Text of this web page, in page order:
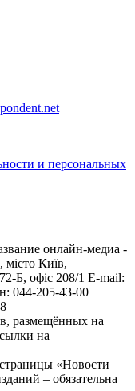
и персональных
онлайн-медиа -
Київ,
офіс 208/1 E-mail:
044-205-43-00
размещённых на
на
«Новости
– обязательна